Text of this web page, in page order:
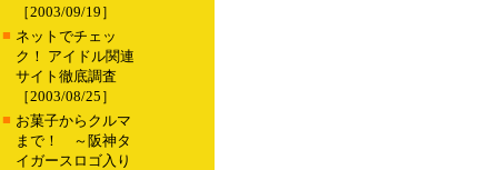
［2003/09/19］
■ ネットでチェッ
ク！ アイドル関連
サイト徹底調査
［2003/08/25］
■ お菓子からクルマ
まで！ ～阪神タ
イガースロゴ入り